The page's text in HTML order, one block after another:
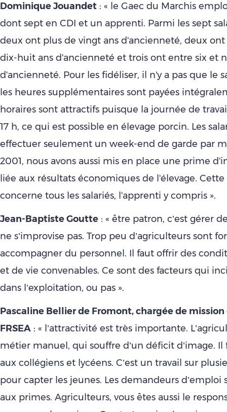
Dominique Jouandet : « le Gaec du Marchis
dont sept en CDI et un apprenti. Parmi les sept
deux ont plus de vingt ans d'ancienneté, deux
dix-huit ans d'ancienneté et trois ont entre six et
d'ancienneté. Pour les fidéliser, il n'y a pas que le
les heures supplémentaires sont payées
horaires sont attractifs puisque la journée de
17 h, ce qui est possible en élevage porcin. Les
effectuer seulement un week-end de garde par
2001, nous avons aussi mis en place une prime
liée aux résultats économiques de l'élevage.
concerne tous les salariés, l'apprenti y compris ».
Jean-Baptiste Goutte : « être patron, c’est gérer
ne s’improvise pas. Trop peu d’agriculteurs sont
accompagner du personnel. Il faut offrir des
et de vie convenables. Ce sont des facteurs qui
dans l’exploitation, ou pas ».
Pascaline Bellier de Fromont, chargée de
FRSEA : « l’attractivité est très importante.
métier manuel, qui souffre d’un déficit d’image. Il
aux collégiens et lycéens. C’est un travail sur
pour capter les jeunes. Les demandeurs d’emploi
aux primes. Agriculteurs, vous êtes aussi le